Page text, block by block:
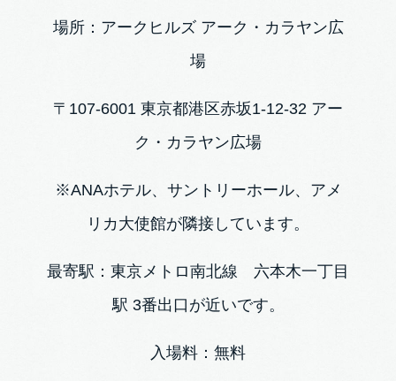
場所：アークヒルズ アーク・カラヤン広
場
〒107-6001 東京都港区赤坂1-12-32 アー
ク・カラヤン広場
※ANAホテル、サントリーホール、アメ
リカ大使館が隣接しています。
最寄駅：東京メトロ南北線 六本木一丁目
駅 3番出口が近いです。
入場料：無料